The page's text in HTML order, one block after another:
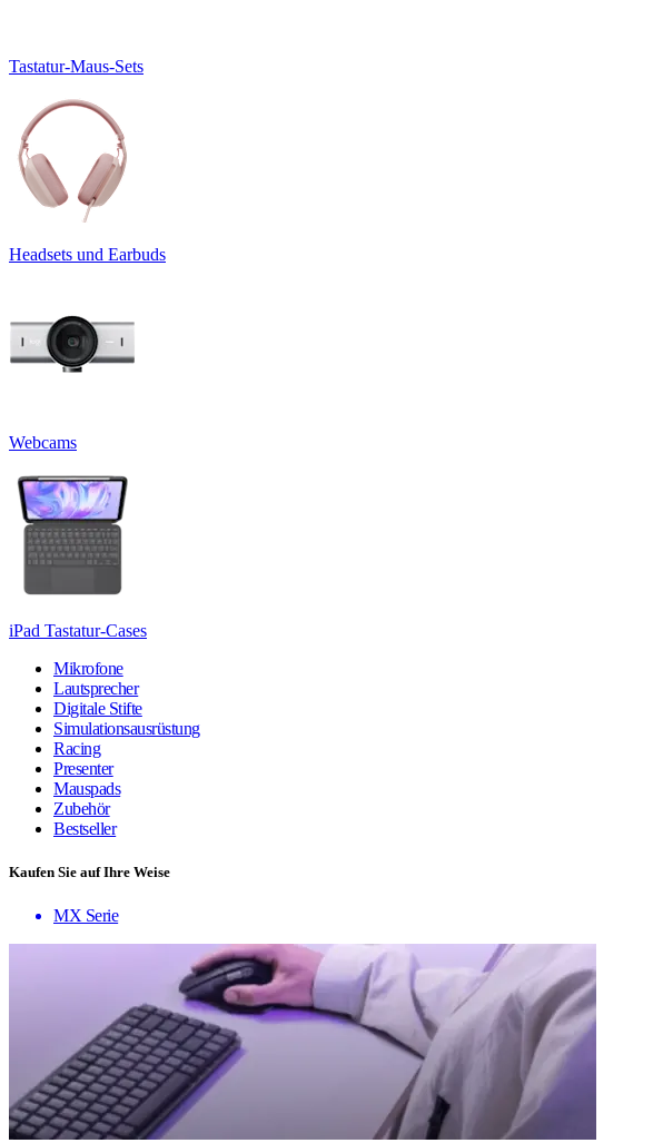
Tastatur-Maus-Sets
Headsets und Earbuds
Webcams
iPad Tastatur-Cases
Mikrofone
Lautsprecher
Digitale Stifte
Simulationsausrüstung
Racing
Presenter
Mauspads
Zubehör
Bestseller
Kaufen Sie auf Ihre Weise
MX Serie